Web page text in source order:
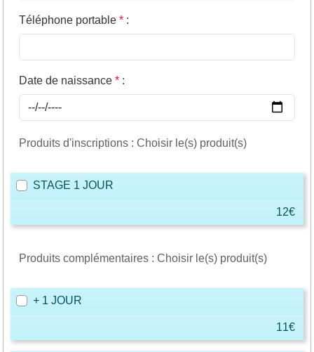
Téléphone portable * :
Date de naissance * :
Produits d'inscriptions : Choisir le(s) produit(s)
STAGE 1 JOUR
12€
Produits complémentaires : Choisir le(s) produit(s)
+ 1 JOUR
11€